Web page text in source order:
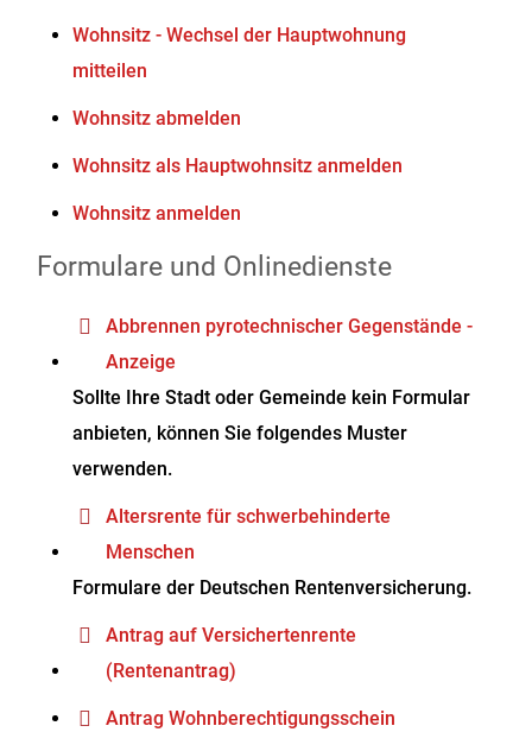
Wohnsitz - Wechsel der Hauptwohnung
mitteilen
Wohnsitz abmelden
Wohnsitz als Hauptwohnsitz anmelden
Wohnsitz anmelden
Formulare und Onlinedienste
Abbrennen pyrotechnischer Gegenstände -
Anzeige
Sollte Ihre Stadt oder Gemeinde kein Formular
anbieten, können Sie folgendes Muster
verwenden.
Altersrente für schwerbehinderte
Menschen
Formulare der Deutschen Rentenversicherung.
Antrag auf Versichertenrente
(Rentenantrag)
Antrag Wohnberechtigungsschein